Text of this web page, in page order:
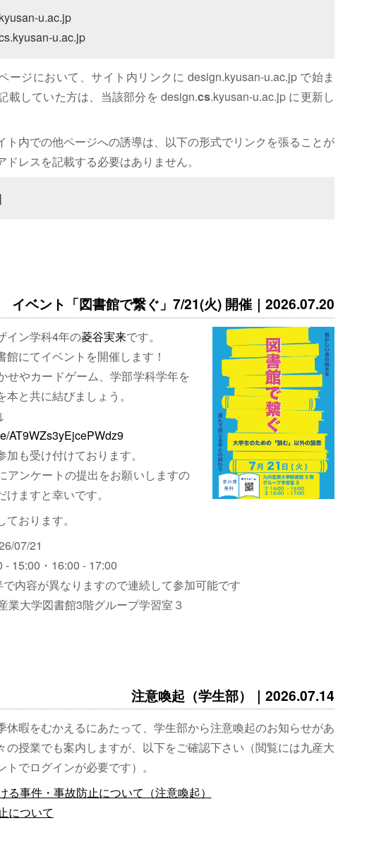
u.ac.jp
u.ac.jp
ージにおいて、サイト内リンクに design.kyusan-u.ac.jp で始ま
載していた方は、当該部分を design.cs.kyusan-u.ac.jp に更新し
ト内での他ページへの誘導は、以下の形式でリンクを張ることが
ドレスを記載する必要はありません。
イベント「図書館で繋ぐ」7/21(火) 開催｜2026.07.20
イン学科4年の菱谷実来です。
館にてイベントを開催します！
せやカードゲーム、学部学科学年を
本と共に結びましょう。
AT9WZs3yEjcePWdz9
加も受け付けております。
アンケートの提出をお願いしますの
ますと幸いです。
おります。
07/21
- 15:00・16:00 - 17:00
内容が異なりますので連続して参加可能です
業大学図書館3階グループ学習室３
注意喚起（学生部）｜2026.07.14
休暇をむかえるにあたって、学生部から注意喚起のお知らせがあ
の授業でも案内しますが、以下をご確認下さい（閲覧には九産大
でログインが必要です）。
る事件・事故防止について（注意喚起）
について